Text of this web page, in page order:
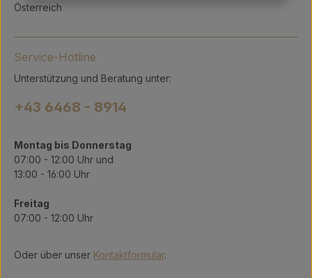
Österreich
Service-Hotline
Unterstützung und Beratung unter:
+43 6468 - 8914
Montag bis Donnerstag
07:00 - 12:00 Uhr und
13:00 - 16:00 Uhr
Freitag
07:00 - 12:00 Uhr
Oder über unser Kontaktformular.